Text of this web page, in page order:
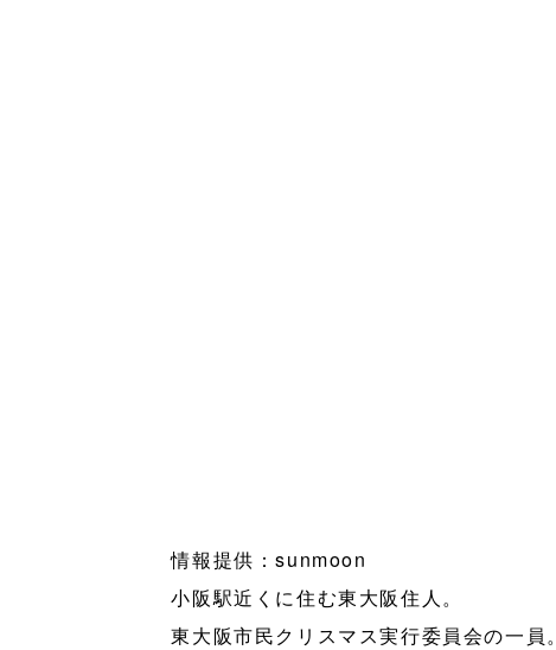
情報提供：sunmoon
小阪駅近くに住む東大阪住人。
東大阪市民クリスマス実行委員会の一員。